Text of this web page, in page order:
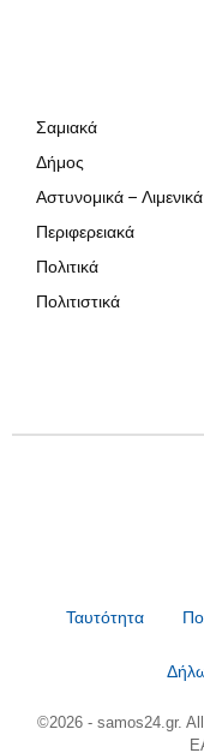
Σαμιακά
Δήμος
Αστυνομικά – Λιμενικά
Περιφερειακά
Πολιτικά
Πολιτιστικά
Ταυτότητα
©2026 - samos24.gr.